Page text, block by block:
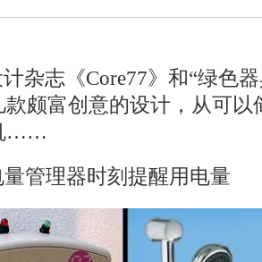
杂志《Core77》和“绿色
颇富创意的设计，从可以
……
量管理器时刻提醒用电量